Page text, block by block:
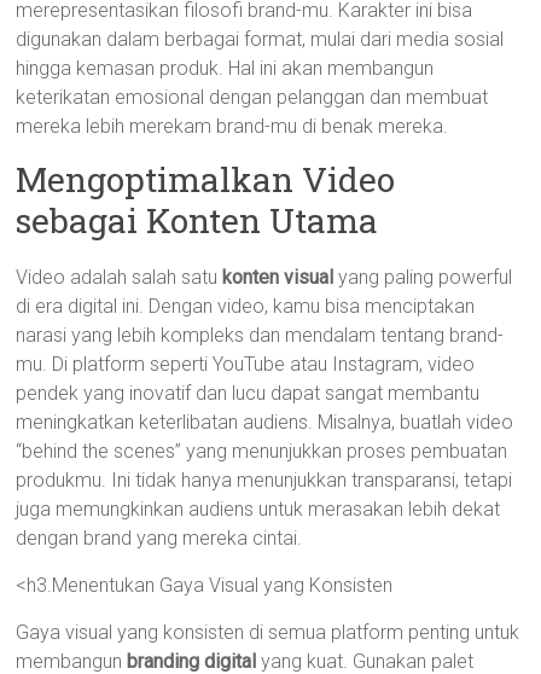
merepresentasikan filosofi brand-mu. Karakter ini bisa
digunakan dalam berbagai format, mulai dari media sosial
hingga kemasan produk. Hal ini akan membangun
keterikatan emosional dengan pelanggan dan membuat
mereka lebih merekam brand-mu di benak mereka.
Mengoptimalkan Video
sebagai Konten Utama
Video adalah salah satu konten visual yang paling powerful
di era digital ini. Dengan video, kamu bisa menciptakan
narasi yang lebih kompleks dan mendalam tentang brand-
mu. Di platform seperti YouTube atau Instagram, video
pendek yang inovatif dan lucu dapat sangat membantu
meningkatkan keterlibatan audiens. Misalnya, buatlah video
“behind the scenes” yang menunjukkan proses pembuatan
produkmu. Ini tidak hanya menunjukkan transparansi, tetapi
juga memungkinkan audiens untuk merasakan lebih dekat
dengan brand yang mereka cintai.
<h3.Menentukan Gaya Visual yang Konsisten
Gaya visual yang konsisten di semua platform penting untuk
membangun branding digital yang kuat. Gunakan palet